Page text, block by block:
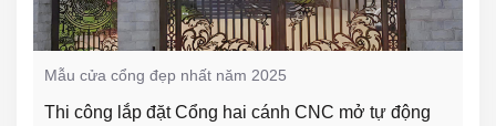
Mẫu cửa cổng đẹp nhất năm 2025
Thi công lắp đặt Cổng hai cánh CNC mở tự động